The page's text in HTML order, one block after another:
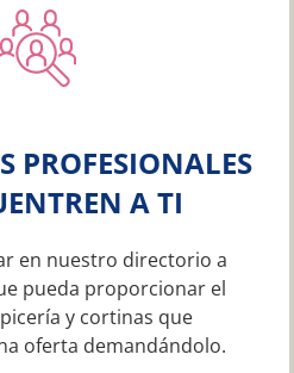
PROFESIONALES
A TI
en nuestro directorio a
pueda proporcionar el
y cortinas que
oferta demandándolo.